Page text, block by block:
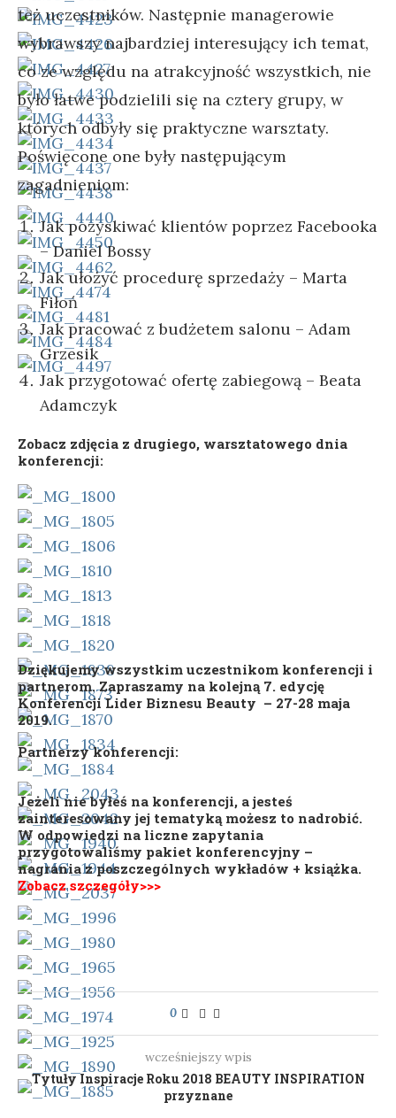
też uczestników. Następnie managerowie
wybrawszy najbardziej interesujący ich temat,
co ze względu na atrakcyjność wszystkich, nie
było łatwe podzielili się na cztery grupy, w
których odbyły się praktyczne warsztaty.
Poświęcone one były następującym
zagadnieniom:
Jak pozyskiwać klientów poprzez Facebooka
– Daniel Bossy
Jak ułożyć procedurę sprzedaży – Marta
Fiłoń
Jak pracować z budżetem salonu – Adam
Grzesik
Jak przygotować ofertę zabiegową – Beata
Adamczyk
Zobacz zdjęcia z drugiego, warsztatowego dnia
konferencji:
Dziękujemy wszystkim uczestnikom konferencji i
partnerom. Zapraszamy na kolejną 7. edycję
Konferencji Lider Biznesu Beauty – 27-28 maja
2019.
Partnerzy konferencji:
Jeżeli nie byłeś na konferencji, a jesteś
zainteresowany jej tematyką możesz to nadrobić.
W odpowiedzi na liczne zapytania
przygotowaliśmy pakiet konferencyjny –
nagrania z poszczególnych wykładów + książka.
Zobacz szczegóły>>>
0
wcześniejszy wpis
Tytuły Inspiracje Roku 2018 BEAUTY INSPIRATION
przyznane